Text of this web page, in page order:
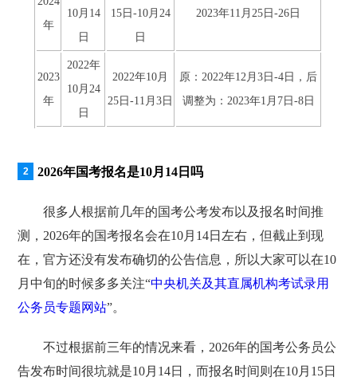
年
10月14
日
15日-10月24
日
2023年11月25日-26日
2023
年
2022年
10月24
日
2022年10月
25日-11月3日
原：2022年12月3日-4日，后
调整为：2023年1月7日-8日
2026年国考报名是10月14日吗
很多人根据前几年的国考公考发布以及报名时间推
测，2026年的国考报名会在10月14日左右，但截止到现
在，官方还没有发布确切的公告信息，所以大家可以在10
月中旬的时候多多关注“中央机关及其直属机构考试录用
公务员专题网站”。
不过根据前三年的情况来看，2026年的国考公务员公
告发布时间很坑就是10月14日，而报名时间则在10月15日